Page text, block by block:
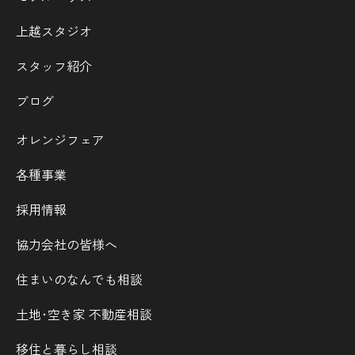
上越スタジオ
スタッフ紹介
ブログ
オレンジフェア
各種事業
採用情報
協力会社の皆様へ
住まいのなんでも相談
土地･空き家 不動産相談
移住と暮らし相談